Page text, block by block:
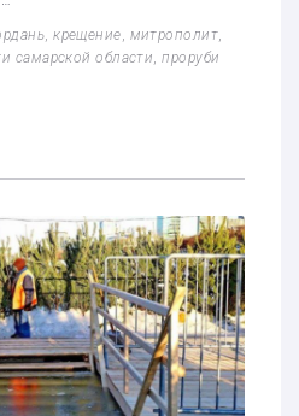
,крещение, митрополит,
самарской области,проруби